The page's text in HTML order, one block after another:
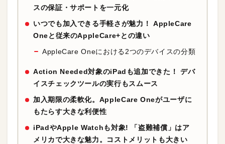
スの保証・サポートを一元化
いつでも加入できる手軽さが魅力！ AppleCare
Oneと従来のAppleCare+との違い
AppleCare Oneにおける2つのデバイスの分類
Action Needed対象のiPadも追加できた！ デバ
イスチェックツールの実行もスムース
加入期限の柔軟化。AppleCare Oneがユーザに
もたらす大きな利便性
iPadやApple Watchも対象! 「盗難補償」はア
メリカで大きな魅力。コストメリットも大きい